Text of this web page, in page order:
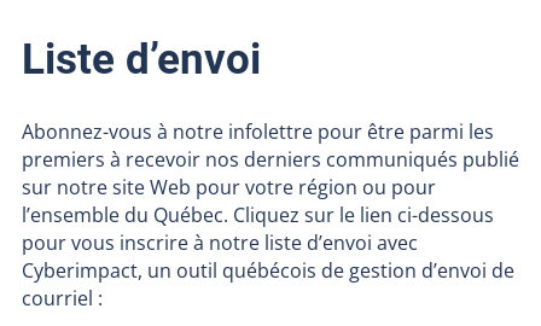
Liste d’envoi
Abonnez-vous à notre infolettre pour être parmi les
premiers à recevoir nos derniers communiqués publié
sur notre site Web pour votre région ou pour
l’ensemble du Québec. Cliquez sur le lien ci-dessous
pour vous inscrire à notre liste d’envoi avec
Cyberimpact, un outil québécois de gestion d’envoi de
courriel :